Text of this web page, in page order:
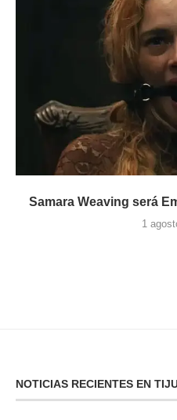
Samara Weaving será
1
NOTICIAS RECIENTES EN